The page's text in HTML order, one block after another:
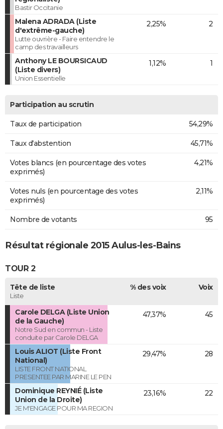
Bastir Occitanie
Malena ADRADA (Liste
d'extrême-gauche)
Lutte ouvrière - Faire entendre le
camp des travailleurs
2,25% 2
Anthony LE BOURSICAUD
(Liste divers)
Union Essentielle
1,12% 1
Participation au scrutin
Taux de participation 54,29%
Taux d'abstention 45,71%
Votes blancs (en pourcentage des votes
exprimés)
4,21%
Votes nuls (en pourcentage des votes
exprimés)
2,11%
Nombre de votants 95
Résultat régionale 2015 Aulus-les-Bains
TOUR 2
Tête de liste
Liste
% des voix Voix
Carole DELGA (Liste Union
de la Gauche)
Notre Sud en commun - Liste
conduite par Carole DELGA
47,37% 45
Louis ALIOT (Liste Front
National)
LISTE FRONT NATIONAL
PRESENTEE PAR MARINE LE PEN
29,47% 28
Dominique REYNIÉ (Liste
Union de la Droite)
JE M'ENGAGE POUR MA REGION
23,16% 22